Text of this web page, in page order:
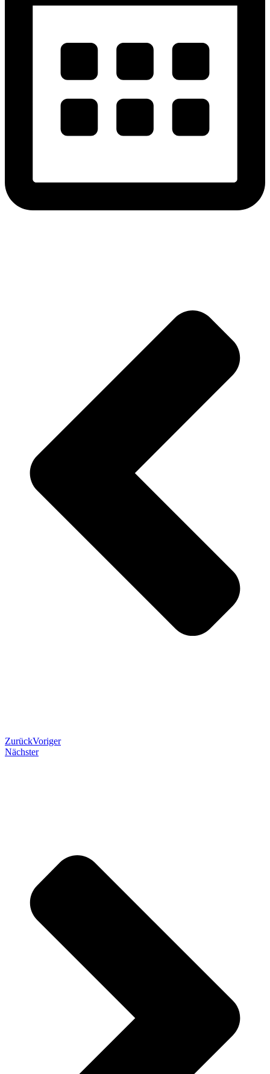
ZurückVoriger
Nächster